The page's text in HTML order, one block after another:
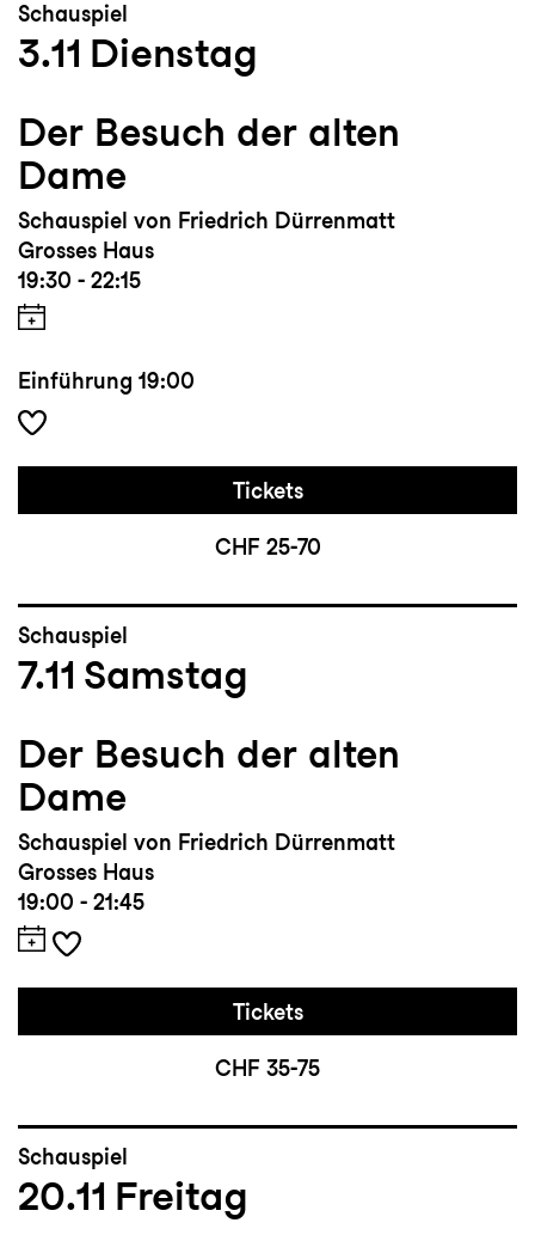
Schauspiel
3.11 Dienstag
Der Besuch der alten
Dame
Schauspiel von Friedrich Dürrenmatt
Grosses Haus
19:30 - 22:15
Einführung 19:00
Tickets
CHF 25-70
Schauspiel
7.11 Samstag
Der Besuch der alten
Dame
Schauspiel von Friedrich Dürrenmatt
Grosses Haus
19:00 - 21:45
Tickets
CHF 35-75
Schauspiel
20.11 Freitag